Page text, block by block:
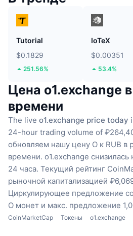
Tutorial
$0.1829
251.56%
IoTeX
$0.00351
53.4%
Цена o1.exchange
времени
The live o1.exchange price today
24-hour trading volume of
обновляем нашу цену O к RUB в
времени. o1.exchange снизилась
24 часа. Текущий рейтинг
рыночной капитализацией
Циркулирующее предложение
O монет и макс. предложение
CoinMarketCap Токены o1.exchange